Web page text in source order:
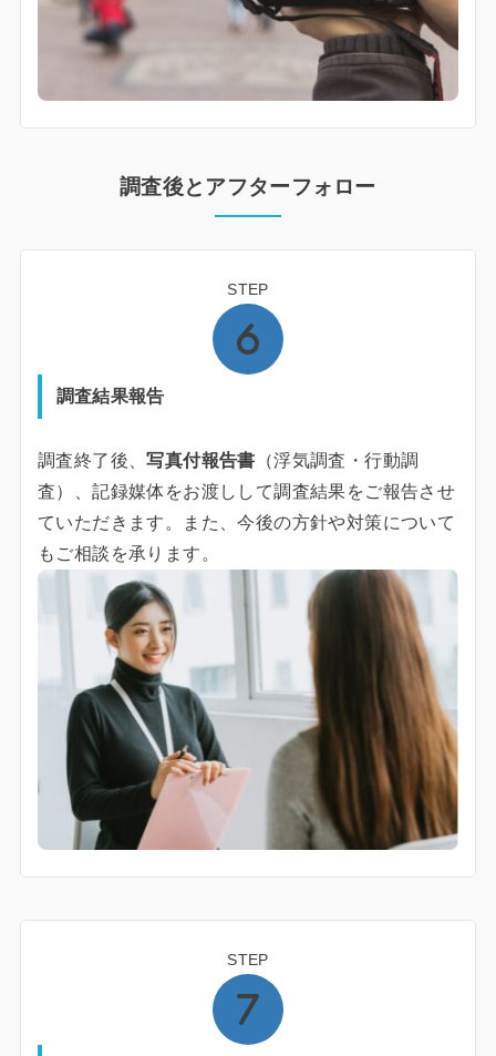
調査後とアフターフォロー
STEP
調査結果報告
調査終了後、写真付報告書 （浮気調査・行動調
査）、記録媒体をお渡しして調査結果をご報告させ
ていただきます。また、今後の方針や対策について
もご相談を承ります。
STEP